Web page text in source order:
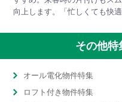
向上します。「忙しくても快
その他特
オール電化物件特集
ロフト付き物件特集